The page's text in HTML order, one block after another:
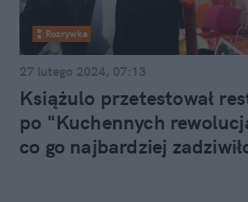
Rozrywka
27 lutego 2024, 07:13
Książulo przetestował
po "Kuchennych
co go najbardziej